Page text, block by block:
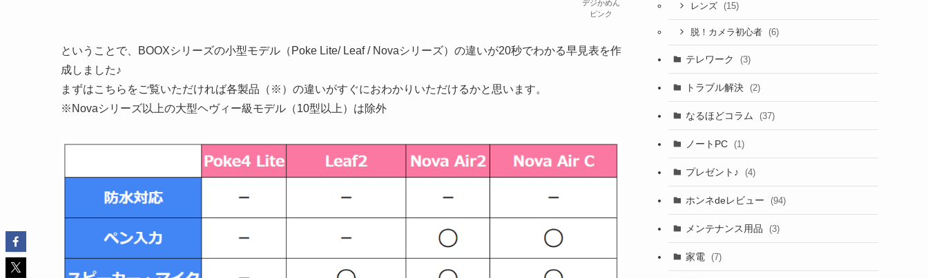
デジかめん
ピンク
ということで、BOOXシリーズの小型モデル（Poke Lite/ Leaf / Novaシリーズ）の違いが20秒でわかる早見表を作
成しました♪
まずはこちらをご覧いただければ各製品（※）の違いがすぐにおわかりいただけるかと思います。
※Novaシリーズ以上の大型ヘヴィー級モデル（10型以上）は除外
レンズ (15)
脱！カメラ初心者 (6)
テレワーク (3)
トラブル解決 (2)
なるほどコラム (37)
ノートPC (1)
プレゼント♪ (4)
ホンネdeレビュー (94)
メンテナンス用品 (3)
家電 (7)